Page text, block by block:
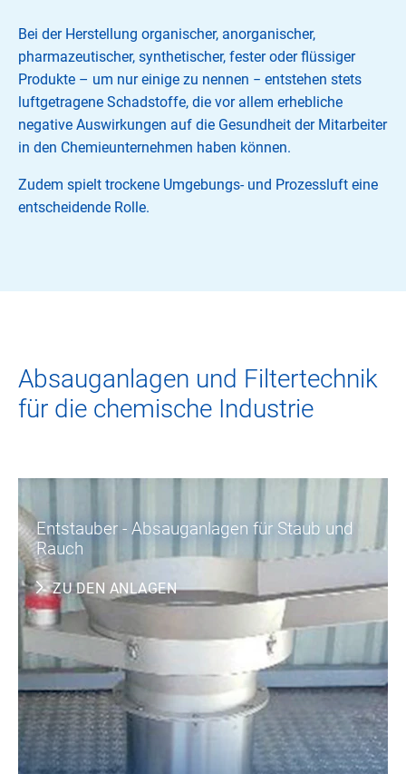
Bei der Herstellung organischer, anorganischer,
pharmazeutischer, synthetischer, fester oder flüssiger
Produkte – um nur einige zu nennen − entstehen stets
luftgetragene Schadstoffe, die vor allem erhebliche
negative Auswirkungen auf die Gesundheit der Mitarbeiter
in den Chemieunternehmen haben können.
Zudem spielt trockene Umgebungs- und Prozessluft eine
entscheidende Rolle.
Absauganlagen und Filtertechnik
für die chemische Industrie
Entstauber - Absauganlagen für Staub und
Rauch
ZU DEN ANLAGEN